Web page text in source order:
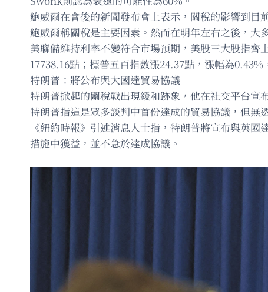
鮑威爾在會後的新聞發布會上表示，關稅的影響到目
鮑威爾稱關稅是主要因素。然而在明年左右之後，大
美聯儲維持利率不變符合市場預期，美股三大股指
17738.16點；標普五百指數漲24.37點，漲幅為0.43%
特朗普：將公布與大國達貿易協議
特朗普掀起的關稅戰出現緩和跡象，他在社交平台宣
特朗普指這是眾多談判中首份達成的貿易協議，但無
《紐約時報》引述消息人士指，特朗普將宣布與英
措施中獲益，並不急於達成協議。